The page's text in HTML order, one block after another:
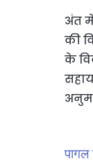
अंत
की
के
पागल